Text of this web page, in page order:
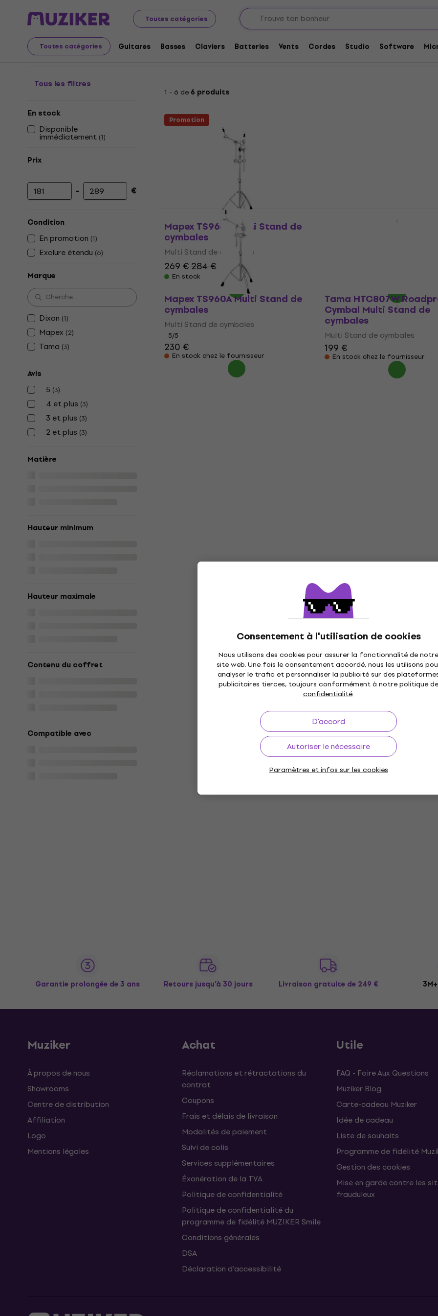
Toutes catégories
Toutes catégories Guitares Basses Claviers Batteries Vents Cordes Studio Software
Consentement à l'utilisation de cookies
Nous utilisons des cookies pour assurer la fonctionnalité de notre
site web. Une fois le consentement accordé, nous les utilisons
analyser le trafic et personnaliser la publicité sur des
publicitaires tierces, toujours conformément à notre politique de
confidentialité.
D'accord
Autoriser le nécessaire
Paramètres et infos sur les cookies
Instruments de musique Batteries Matériel pour batteries Stands multifonctions
Stands multifonctions
Tous les filtres
En stock
Disponible
immédiatement (1)
Prix
Prix minimum
- Prix maximum
€
Condition
En promotion (1)
Exclure étendu (6)
Marque
Dixon (1)
Mapex (2)
Tama (3)
Avis
5 (3)
4 et plus (3)
3 et plus (3)
2 et plus (3)
Matière
Hauteur minimum
Hauteur maximale
Contenu du coffret
Compatible avec
1 - 6 de 6 produits
Promotion
Mapex TS965A Multi Stand de
cymbales
Multi Stand de cymbales
269 €284 €
- 5 %
En stock
Mapex TS960A Multi Stand de
cymbales
Multi Stand de cymbales
5/5
230 €
En stock chez le fournisseur
Tama HTC807W
Cymbal Multi Stand de
cymbales
Multi Stand de cymbales
199 €
En stock chez le fournisseur
Garantie prolongée de 3 ans Retours jusqu’à 30 jours Livraison gratuite de 249 €
Muziker
À propos de nous
Showrooms
Centre de distribution
Affiliation
Logo
Mentions légales
Achat
Réclamations et rétractations du
contrat
Coupons
Frais et délais de livraison
Modalités de paiement
Suivi de colis
Services supplémentaires
Éxonération de la TVA
Politique de confidentialité
Politique de confidentialité du
programme de fidélité MUZIKER Smile
Conditions générales
DSA
Déclaration d’accessibilité
Utile
FAQ - Foire Aux Questions
Muziker Blog
Carte-cadeau Muziker
Idée de cadeau
Liste de souhaits
Programme de fidélité
Gestion des cookies
Mise en garde contre les
frauduleux